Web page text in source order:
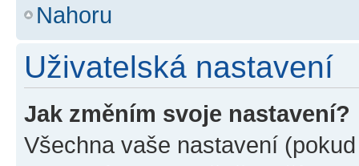
Nahoru
Uživatelská nastavení
Jak změním svoje nastavení?
Všechna vaše nastavení